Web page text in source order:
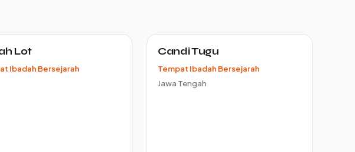
Lot
Ibadah Bersejarah
Candi Tugu
Tempat Ibadah Bersejarah
Jawa Tengah